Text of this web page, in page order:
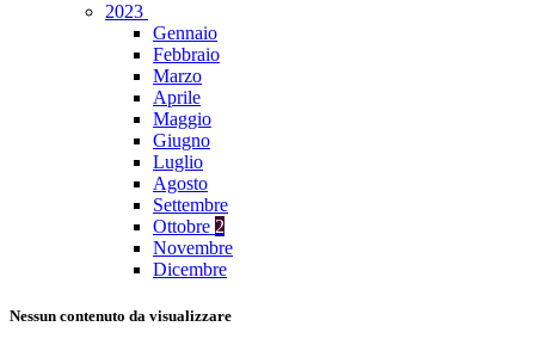
2023
Gennaio
Febbraio
Marzo
Aprile
Maggio
Giugno
Luglio
Agosto
Settembre
Ottobre 2
Novembre
Dicembre
Nessun contenuto da visualizzare